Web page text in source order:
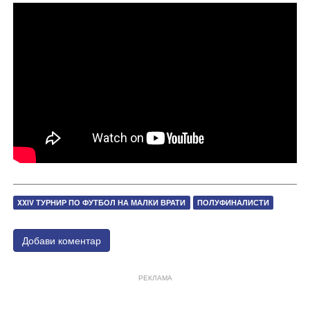
XXIV ТУРНИР ПО ФУТБОЛ НА МАЛКИ ВРАТИ ПОЛУФИНАЛИСТИ
Добави коментар
РЕКЛАМА